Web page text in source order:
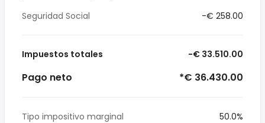
Seguridad Social -€ 258.00
Impuestos totales -€ 33.510.00
Pago neto *€ 36.430.00
Tipo impositivo marginal
50.0%